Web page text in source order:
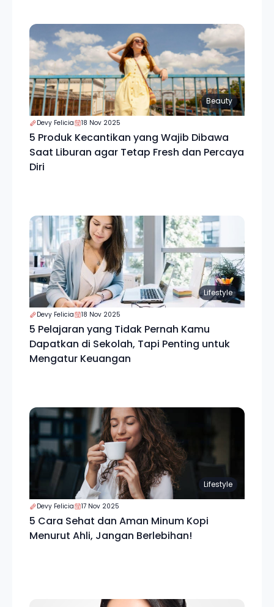
Beauty
Devy Felicia 18 Nov 2025
5 Produk Kecantikan yang Wajib Dibawa
Saat Liburan agar Tetap Fresh dan Percaya
Diri
Lifestyle
Devy Felicia 18 Nov 2025
5 Pelajaran yang Tidak Pernah Kamu
Dapatkan di Sekolah, Tapi Penting untuk
Mengatur Keuangan
Lifestyle
Devy Felicia 17 Nov 2025
5 Cara Sehat dan Aman Minum Kopi
Menurut Ahli, Jangan Berlebihan!